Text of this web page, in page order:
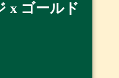
x ゴールド